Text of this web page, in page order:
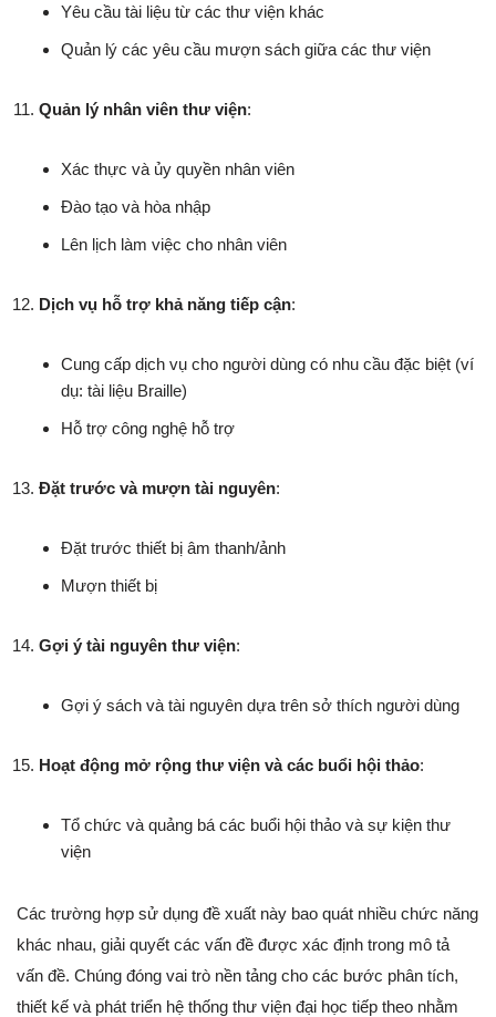
Yêu cầu tài liệu từ các thư viện khác
Quản lý các yêu cầu mượn sách giữa các thư viện
Quản lý nhân viên thư viện:
Xác thực và ủy quyền nhân viên
Đào tạo và hòa nhập
Lên lịch làm việc cho nhân viên
Dịch vụ hỗ trợ khả năng tiếp cận:
Cung cấp dịch vụ cho người dùng có nhu cầu đặc biệt (ví
dụ: tài liệu Braille)
Hỗ trợ công nghệ hỗ trợ
Đặt trước và mượn tài nguyên:
Đặt trước thiết bị âm thanh/ảnh
Mượn thiết bị
Gợi ý tài nguyên thư viện:
Gợi ý sách và tài nguyên dựa trên sở thích người dùng
Hoạt động mở rộng thư viện và các buổi hội thảo:
Tổ chức và quảng bá các buổi hội thảo và sự kiện thư
viện
Các trường hợp sử dụng đề xuất này bao quát nhiều chức năng
khác nhau, giải quyết các vấn đề được xác định trong mô tả
vấn đề. Chúng đóng vai trò nền tảng cho các bước phân tích,
thiết kế và phát triển hệ thống thư viện đại học tiếp theo nhằm